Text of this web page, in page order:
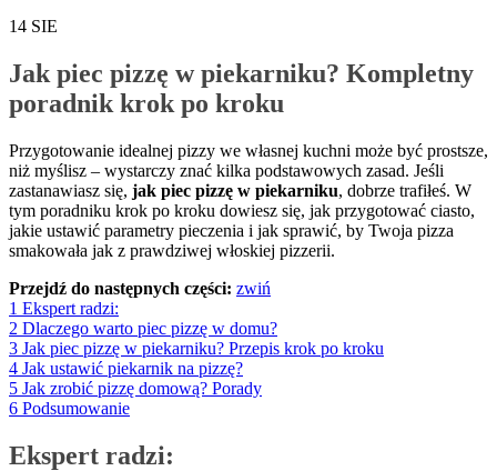
14 SIE
Jak piec pizzę w piekarniku? Kompletny
poradnik krok po kroku
Przygotowanie idealnej pizzy we własnej kuchni może być prostsze,
niż myślisz – wystarczy znać kilka podstawowych zasad. Jeśli
zastanawiasz się, jak piec pizzę w piekarniku, dobrze trafiłeś. W
tym poradniku krok po kroku dowiesz się, jak przygotować ciasto,
jakie ustawić parametry pieczenia i jak sprawić, by Twoja pizza
smakowała jak z prawdziwej włoskiej pizzerii.
Przejdź do następnych części: zwiń
1 Ekspert radzi:
2 Dlaczego warto piec pizzę w domu?
3 Jak piec pizzę w piekarniku? Przepis krok po kroku
4 Jak ustawić piekarnik na pizzę?
5 Jak zrobić pizzę domową? Porady
6 Podsumowanie
Ekspert radzi: